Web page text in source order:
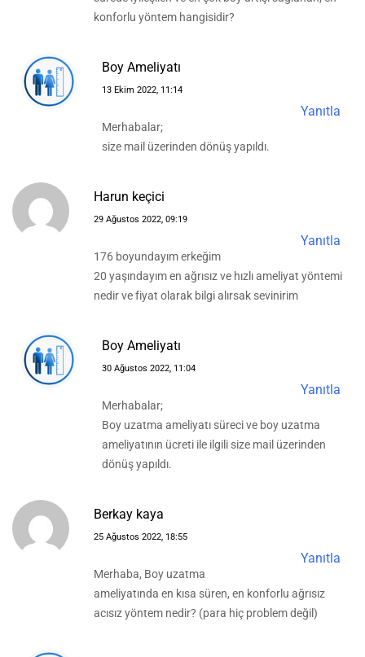
konforlu yöntem hangisidir?
Boy Ameliyatı
13 Ekim 2022, 11:14
Yanıtla
Merhabalar;
size mail üzerinden dönüş yapıldı.
Harun keçici
29 Ağustos 2022, 09:19
Yanıtla
176 boyundayım erkeğim
20 yaşındayım en ağrısız ve hızlı ameliyat yöntemi
nedir ve fiyat olarak bilgi alırsak sevinirim
Boy Ameliyatı
30 Ağustos 2022, 11:04
Yanıtla
Merhabalar;
Boy uzatma ameliyatı süreci ve boy uzatma
ameliyatının ücreti ile ilgili size mail üzerinden
dönüş yapıldı.
Berkay kaya
25 Ağustos 2022, 18:55
Yanıtla
Merhaba, Boy uzatma
ameliyatında en kısa süren, en konforlu ağrısız
acısız yöntem nedir? (para hiç problem değil)